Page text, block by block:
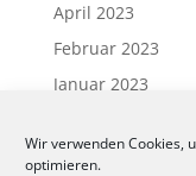
Wir verwenden Cookies,
optimieren.
April 2023
Februar 2023
Januar 2023
Juni 2022